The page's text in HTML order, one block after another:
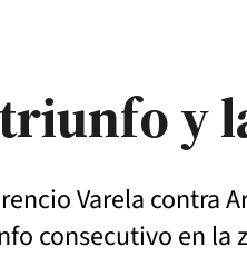
y
Varela contra
consecutivo en la